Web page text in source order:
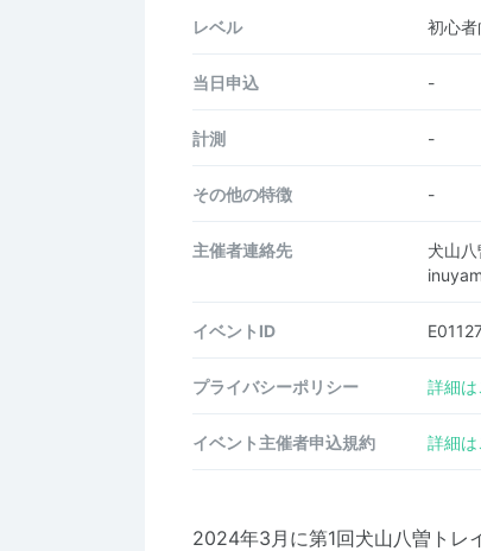
レベル 初心
当日申込 -
計測 -
その他の特徴 -
主催者連絡先
犬山
イベントID
プライバシーポリシー 詳細は
イベント主催者申込規約 詳細は
2024年3月に第1回犬山八曽トレ